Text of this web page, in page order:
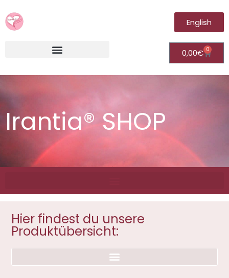
English
0,00€ 0
Irantia® SHOP
Hier findest du unsere
Produktübersicht: